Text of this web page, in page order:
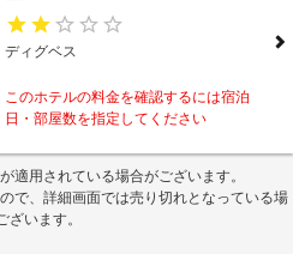
ディグベス
このホテルの料金を確認するには宿泊
日・部屋数を指定してください
適用されている場合がございます。
で、詳細画面では売り切れとなっている場
ざいます。